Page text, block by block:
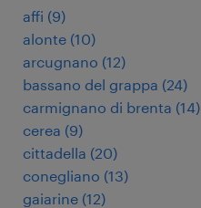
affi (9)
alonte (10)
arcugnano (12)
bassano del grappa (24)
carmignano di brenta (14)
cerea (9)
cittadella (20)
conegliano (13)
gaiarine (12)